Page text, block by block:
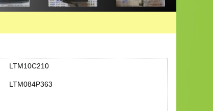
LTM10C210
LTM084P363